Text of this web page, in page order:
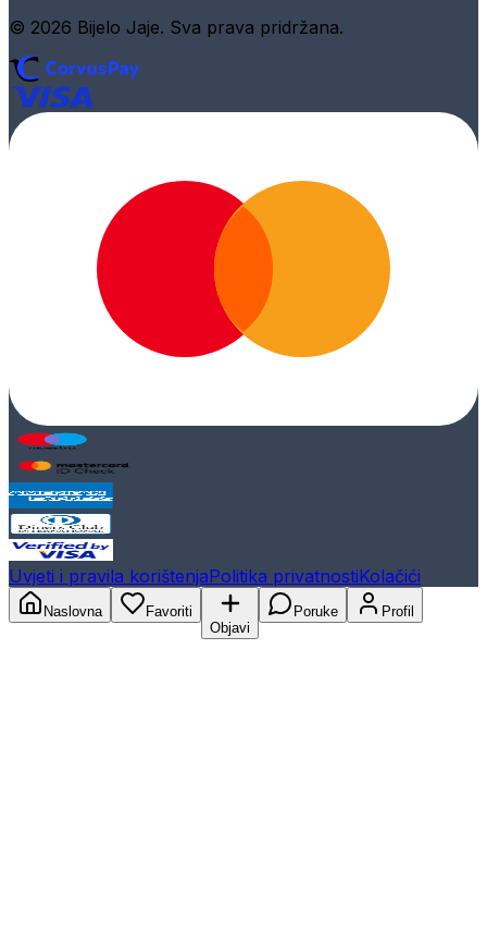
© 2026 Bijelo Jaje. Sva prava pridržana.
Uvjeti i pravila korištenjaPolitika privatnostiKolačići
Naslovna
Favoriti
Objavi
Poruke Profil